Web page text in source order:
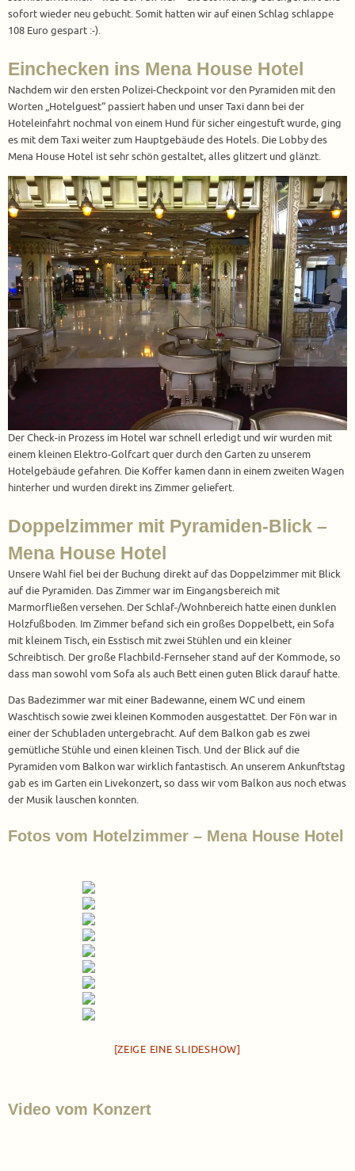
sofort wieder neu gebucht. Somit hatten wir auf einen Schlag schlappe
108 Euro gespart :-).
Einchecken ins Mena House Hotel
Nachdem wir den ersten Polizei-Checkpoint vor den Pyramiden mit den
Worten „Hotelguest“ passiert haben und unser Taxi dann bei der
Hoteleinfahrt nochmal von einem Hund für sicher eingestuft wurde, ging
es mit dem Taxi weiter zum Hauptgebäude des Hotels. Die Lobby des
Mena House Hotel ist sehr schön gestaltet, alles glitzert und glänzt.
Der Check-in Prozess im Hotel war schnell erledigt und wir wurden mit
einem kleinen Elektro-Golfcart quer durch den Garten zu unserem
Hotelgebäude gefahren. Die Koffer kamen dann in einem zweiten Wagen
hinterher und wurden direkt ins Zimmer geliefert.
Doppelzimmer mit Pyramiden-Blick –
Mena House Hotel
Unsere Wahl fiel bei der Buchung direkt auf das Doppelzimmer mit Blick
auf die Pyramiden. Das Zimmer war im Eingangsbereich mit
Marmorfließen versehen. Der Schlaf-/Wohnbereich hatte einen dunklen
Holzfußboden. Im Zimmer befand sich ein großes Doppelbett, ein Sofa
mit kleinem Tisch, ein Esstisch mit zwei Stühlen und ein kleiner
Schreibtisch. Der große Flachbild-Fernseher stand auf der Kommode, so
dass man sowohl vom Sofa als auch Bett einen guten Blick darauf hatte.
Das Badezimmer war mit einer Badewanne, einem WC und einem
Waschtisch sowie zwei kleinen Kommoden ausgestattet. Der Fön war in
einer der Schubladen untergebracht. Auf dem Balkon gab es zwei
gemütliche Stühle und einen kleinen Tisch. Und der Blick auf die
Pyramiden vom Balkon war wirklich fantastisch. An unserem Ankunftstag
gab es im Garten ein Livekonzert, so dass wir vom Balkon aus noch etwas
der Musik lauschen konnten.
Fotos vom Hotelzimmer – Mena House Hotel
[ZEIGE EINE SLIDESHOW]
Video vom Konzert